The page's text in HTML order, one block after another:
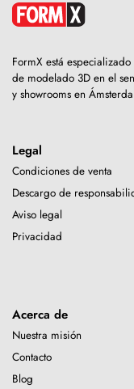
FormX está
de modelado 3D en el
y showrooms en
Legal
Condiciones de venta
Descargo de
Aviso legal
Privacidad
Acerca de
Nuestra misión
Contacto
Blog